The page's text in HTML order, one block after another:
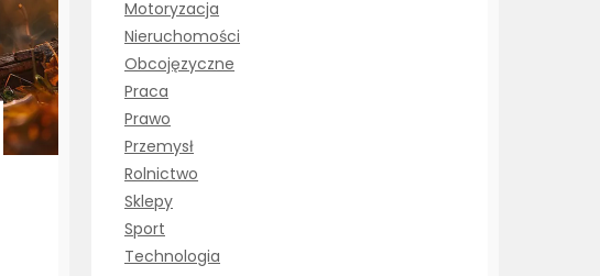
Motoryzacja
Nieruchomości
Obcojęzyczne
Praca
Prawo
Przemysł
Rolnictwo
Sklepy
Sport
Technologia